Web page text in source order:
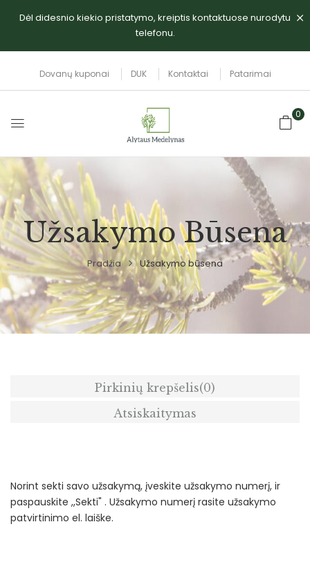
Dėl didesnio kiekio pristatymo, kreiptis kontaktuose nurodytu
telefonu.
Dovanų kuponai DUK Kontaktai Patarimai
0
Užsakymo Būsena
Pradžia Užsakymo būsena
Pirkinių krepšelis(0)
Atsiskaitymas
Norint sekti savo užsakymą, įveskite užsakymo numerį, ir
paspauskite ,,Sekti" . Užsakymo numerį rasite užsakymo
patvirtinimo el. laiške.